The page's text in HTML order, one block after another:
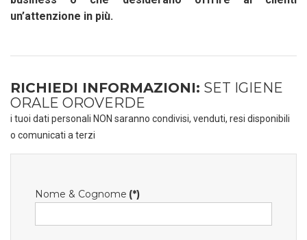
un’attenzione in più.
RICHIEDI INFORMAZIONI: SET IGIENE
ORALE OROVERDE
i tuoi dati personali NON saranno condivisi, venduti, resi disponibili
o comunicati a terzi
Nome & Cognome (*)